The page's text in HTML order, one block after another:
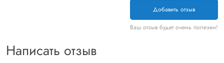
Добавить отзыв
Ваш отзыв будет очень полезен!
Написать отзыв